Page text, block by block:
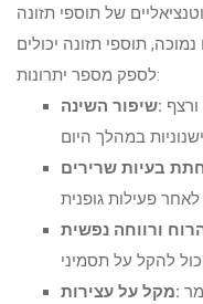
של תוספי תזונה
תוספי תזונה יכולים
לספק מספר יתרונות:
שיפור השינה:
מקל על עצירות: